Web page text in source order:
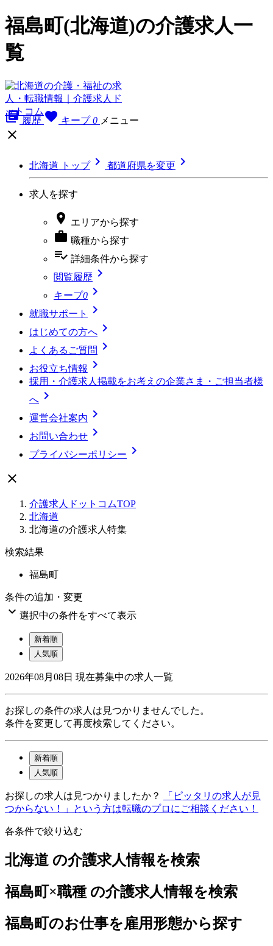
福島町(北海道)の介護求人一
覧
library_books 履歴 favorite キープ 0 メニュー

北海道 トップ 都道府県を変更 
求人を探す
 エリアから探す
 職種から探す
playlist_add_check 詳細条件から探す
閲覧履歴 
キープ0 
就職サポート 
はじめての方へ 
よくあるご質問 
お役立ち情報 
採用・介護求人掲載をお考えの企業さま・ご担当者様
へ 
運営会社案内 
お問い合わせ 
プライバシーポリシー 

介護求人ドットコムTOP
北海道
北海道の介護求人特集
検索結果
福島町
条件の追加・変更
 選択中の条件をすべて表示
新着順
人気順
2026年08月08日 現在募集中の求人一覧
お探しの条件の求人は見つかりませんでした。
条件を変更して再度検索してください。
新着順
人気順
お探しの求人は見つかりましたか？
「ピッタリの求人が見
つからない！」という方は転職のプロにご相談ください！
各条件で絞り込む
北海道 の介護求人情報を検索
福島町×職種 の介護求人情報を検索
福島町のお仕事を雇用形態から探す